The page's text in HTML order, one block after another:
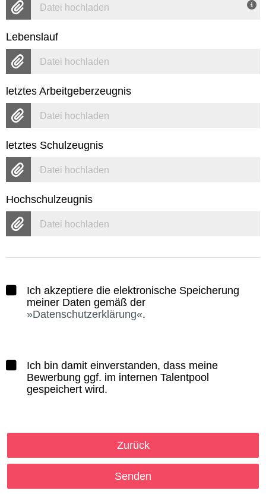
Datei hochladen
Lebenslauf
Datei hochladen
letztes Arbeitgeberzeugnis
Datei hochladen
letztes Schulzeugnis
Datei hochladen
Hochschulzeugnis
Datei hochladen
Ich akzeptiere die elektronische Speicherung
meiner Daten gemäß der
Datenschutzerklärung .
Ich bin damit einverstanden, dass meine
Bewerbung ggf. im internen Talentpool
gespeichert wird.
Zurück
Senden